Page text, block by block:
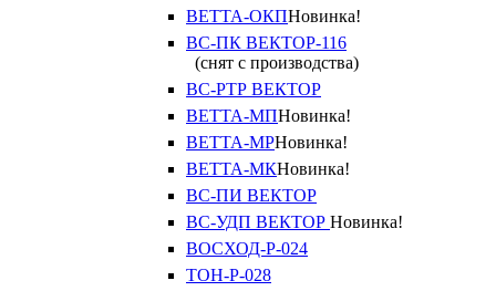
ВЕТТА-ОКПНовинка!
ВС-ПК ВЕКТОР-116
(снят с производства)
ВС-РТР ВЕКТОР
ВЕТТА-МПНовинка!
ВЕТТА-МРНовинка!
ВЕТТА-МКНовинка!
ВС-ПИ ВЕКТОР
ВС-УДП ВЕКТОР Новинка!
ВОСХОД-Р-024
ТОН-Р-028